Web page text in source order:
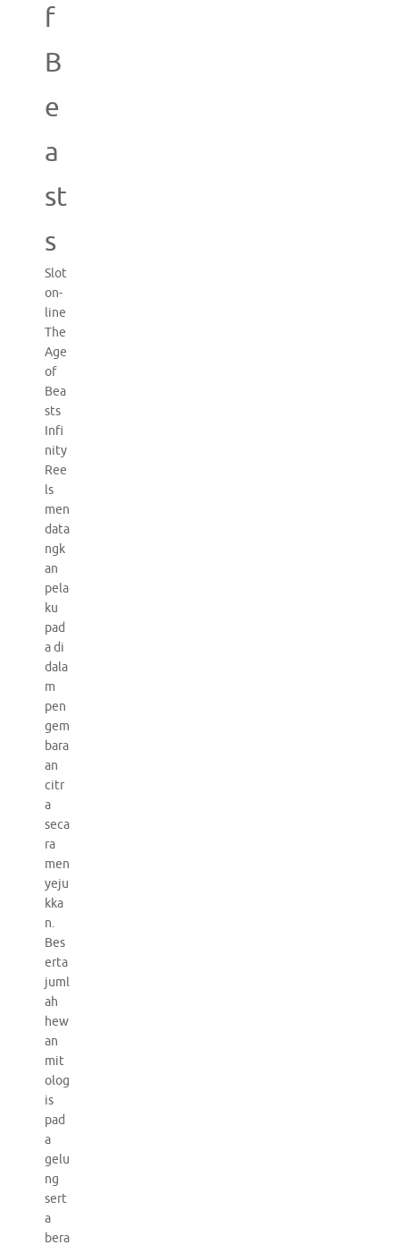
f
B
e
a
st
s
Slot
on-
line
The
Age
of
Bea
sts
Infi
nity
Ree
ls
men
data
ngk
an
pela
ku
pad
a di
dala
m
pen
gem
bara
an
citr
a
seca
ra
men
yeju
kka
n.
Bes
erta
juml
ah
hew
an
mit
olog
is
pad
a
gelu
ng
sert
a
bera